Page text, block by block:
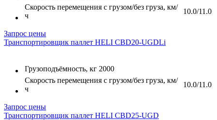
Скорость перемещения с грузом/без груза, км/
ч
10.0/11.0
Запрос цены
Транспортировщик паллет HELI CBD20-UGDLi
Грузоподъёмность, кг 2000
Скорость перемещения с грузом/без груза, км/
ч
10.0/11.0
Запрос цены
Транспортировщик паллет HELI CBD25-UGD